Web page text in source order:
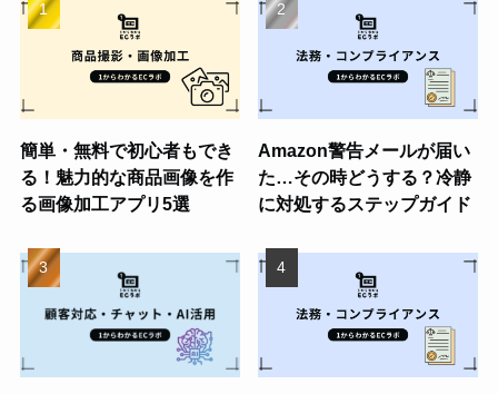
簡単・無料で初心者もでき
る！魅力的な商品画像を作
る画像加工アプリ5選
Amazon警告メールが届い
た…その時どうする？冷静
に対処するステップガイド